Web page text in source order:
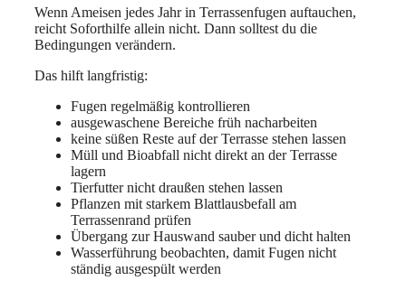
Wenn Ameisen jedes Jahr in Terrassenfugen auftauchen,
reicht Soforthilfe allein nicht. Dann solltest du die
Bedingungen verändern.
Das hilft langfristig:
Fugen regelmäßig kontrollieren
ausgewaschene Bereiche früh nacharbeiten
keine süßen Reste auf der Terrasse stehen lassen
Müll und Bioabfall nicht direkt an der Terrasse
lagern
Tierfutter nicht draußen stehen lassen
Pflanzen mit starkem Blattlausbefall am
Terrassenrand prüfen
Übergang zur Hauswand sauber und dicht halten
Wasserführung beobachten, damit Fugen nicht
ständig ausgespült werden